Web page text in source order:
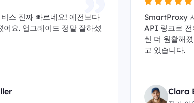
스 진짜 빠르네요! 예전보다
어요. 업그레이드 정말 잘하셨
SmartProxy
API 링크로 전
씬 더 원활해
고 있습니다.
Clara